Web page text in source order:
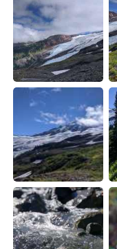
日本語
Русский
Indonesia
Türkçe
Português